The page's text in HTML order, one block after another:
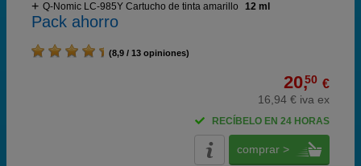
Q-Nomic LC-985Y Cartucho de tinta amarillo
12 ml
Pack ahorro
(8,9 / 13 opiniones)
20,50 €
16,94 € iva ex
RECÍBELO EN 24 HORAS
comprar >